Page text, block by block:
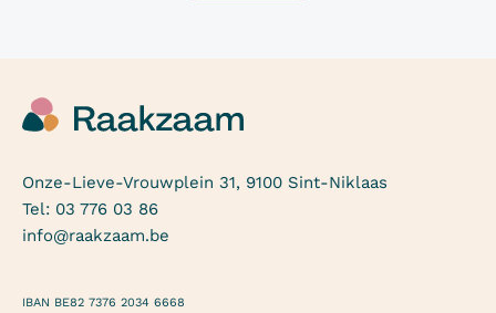
Onze-Lieve-Vrouwplein 31, 9100 Sint-Niklaas
Tel: 03 776 03 86
info@raakzaam.be
IBAN BE82 7376 2034 6668